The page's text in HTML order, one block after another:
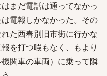
まだ電話は通ってなかっ
電報しかなかった。その
た西春別旧市街に行かな
を打つ暇もなく、もより
関車の車両）に乗って隣